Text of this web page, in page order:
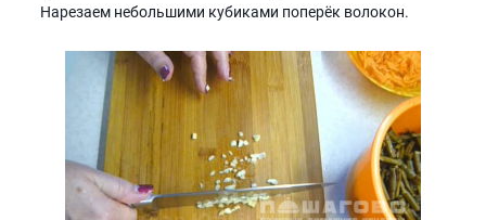
Нарезаем небольшими кубиками поперёк волокон.